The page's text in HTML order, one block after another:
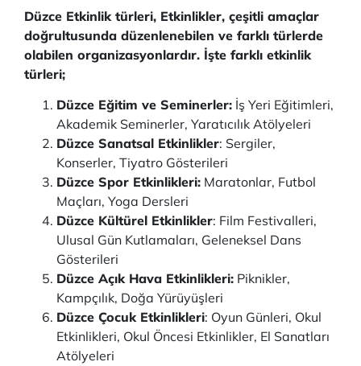
Düzce Etkinlik türleri, Etkinlikler, çeşitli amaçlar
doğrultusunda düzenlenebilen ve farklı türlerde
olabilen organizasyonlardır. İşte farklı etkinlik
türleri;
Düzce Eğitim ve Seminerler: İş Yeri Eğitimleri,
Akademik Seminerler, Yaratıcılık Atölyeleri
Düzce Sanatsal Etkinlikler: Sergiler,
Konserler, Tiyatro Gösterileri
Düzce Spor Etkinlikleri: Maratonlar, Futbol
Maçları, Yoga Dersleri
Düzce Kültürel Etkinlikler: Film Festivalleri,
Ulusal Gün Kutlamaları, Geleneksel Dans
Gösterileri
Düzce Açık Hava Etkinlikleri: Piknikler,
Kampçılık, Doğa Yürüyüşleri
Düzce Çocuk Etkinlikleri: Oyun Günleri, Okul
Etkinlikleri, Okul Öncesi Etkinlikler, El Sanatları
Atölyeleri